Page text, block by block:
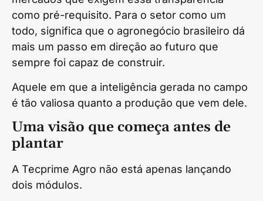
como pré-requisito. Para o setor como um
todo, significa que o agronegócio brasileiro dá
mais um passo em direção ao futuro que
sempre foi capaz de construir.
Aquele em que a inteligência gerada no campo
é tão valiosa quanto a produção que vem dele.
Uma visão que começa antes de
plantar
A Tecprime Agro não está apenas lançando
dois módulos.